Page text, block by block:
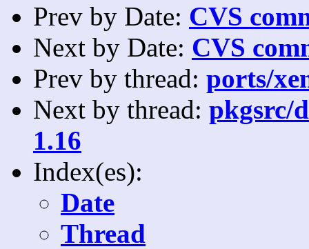
Prev by Date: CVS
Next by Date: CVS
Prev by thread: ports/
Next by thread: pkgsrc/
1.16
Index(es):
Date
Thread